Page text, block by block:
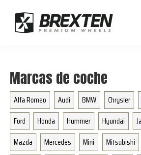
contenido
de
aluminio
premium
encontrarás
llantas
de
aluminio
top!
Durabilidad
Marcas de coche
Alfa Romeo Audi BMW Chrysler
Ford
Honda Hummer Hyundai
Mazda
Mercedes Mini Mitsubishi